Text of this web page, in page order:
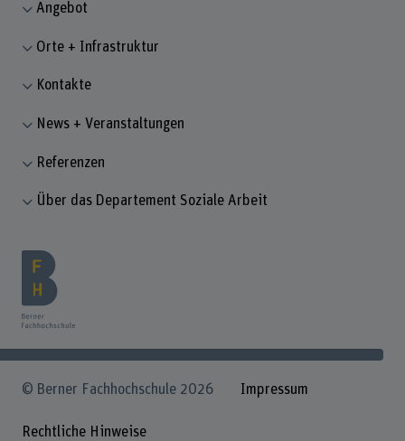
Angebot
Orte + Infrastruktur
Kontakte
News + Veranstaltungen
Referenzen
Über das Departement Soziale Arbeit
© Berner Fachhochschule 2026 Impressum
Rechtliche Hinweise